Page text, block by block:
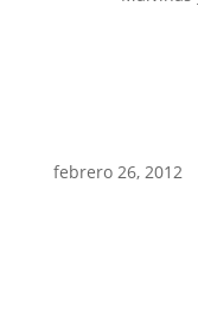
febrero 26, 2012